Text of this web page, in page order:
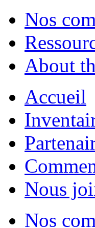
Nos
About
Accueil
Nous
Nos